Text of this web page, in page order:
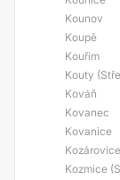
Kounov
Koupě
Kouřim
Kouty
Kováň
Kovanec
Kovanice
Kozárovice
Kozmice